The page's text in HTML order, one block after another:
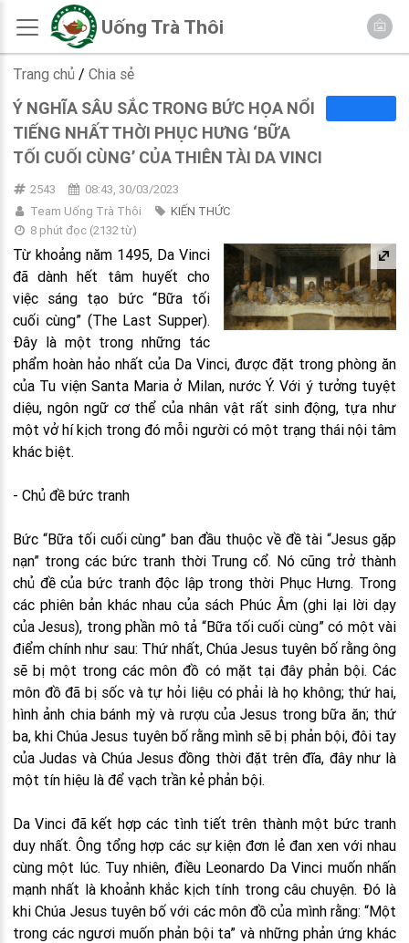
Uống Trà Thôi
Trang chủ / Chia sẻ
Ý NGHĨA SÂU SẮC TRONG BỨC HỌA NỔI
TIẾNG NHẤT THỜI PHỤC HƯNG ‘BỮA
TỐI CUỐI CÙNG’ CỦA THIÊN TÀI DA VINCI
2543
08:43, 30/03/2023
Team Uống Trà Thôi
KIẾN THỨC
8 phút đọc(2132từ)
Từ khoảng năm 1495, Da Vinci
đã dành hết tâm huyết cho
việc sáng tạo bức “Bữa tối
cuối cùng” (The Last Supper).
Đây là một trong những tác
phẩm hoàn hảo nhất của Da Vinci, được đặt trong phòng ăn
của Tu viện Santa Maria ở Milan, nước Ý. Với ý tưởng tuyệt
diệu, ngôn ngữ cơ thể của nhân vật rất sinh động, tựa như
một vở hí kịch trong đó mỗi người có một trạng thái nội tâm
khác biệt.
- Chủ đề bức tranh
Bức “Bữa tối cuối cùng” ban đầu thuộc về đề tài “Jesus gặp
nạn” trong các bức tranh thời Trung cổ. Nó cũng trở thành
chủ đề của bức tranh độc lập trong thời Phục Hưng. Trong
các phiên bản khác nhau của sách Phúc Âm (ghi lại lời dạy
của Jesus), trong phần mô tả “Bữa tối cuối cùng” có một vài
điểm chính như sau: Thứ nhất, Chúa Jesus tuyên bố rằng ông
sẽ bị một trong các môn đồ có mặt tại đây phản bội. Các
môn đồ đã bị sốc và tự hỏi liệu có phải là họ không; thứ hai,
hình ảnh chia bánh mỳ và rượu của Jesus trong bữa ăn; thứ
ba, khi Chúa Jesus tuyên bố rằng mình sẽ bị phản bội, đôi tay
của Judas và Chúa Jesus đồng thời đặt trên đĩa, đây như là
một tín hiệu là để vạch trần kẻ phản bội.
Da Vinci đã kết hợp các tình tiết trên thành một bức tranh
duy nhất. Ông tổng hợp các sự kiện đơn lẻ đan xen với nhau
cùng một lúc. Tuy nhiên, điều Leonardo Da Vinci muốn nhấn
mạnh nhất là khoảnh khắc kịch tính trong câu chuyện. Đó là
khi Chúa Jesus tuyên bố với các môn đồ của mình rằng: “Một
trong các ngươi muốn phản bội ta” và những phản ứng khác